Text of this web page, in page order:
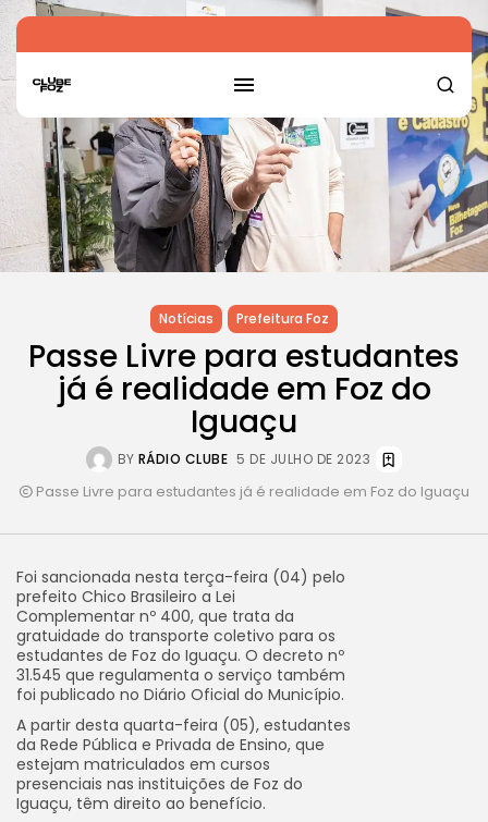
Notícias Prefeitura Foz
Passe Livre para estudantes
já é realidade em Foz do
Iguaçu
BY RÁDIO CLUBE 5 DE JULHO DE 2023
Passe Livre para estudantes já é realidade em Foz do Iguaçu
Foi sancionada nesta terça-feira (04) pelo
prefeito Chico Brasileiro a Lei
Complementar nº 400, que trata da
gratuidade do transporte coletivo para os
estudantes de Foz do Iguaçu. O decreto nº
31.545 que regulamenta o serviço também
foi publicado no Diário Oficial do Município.
A partir desta quarta-feira (05), estudantes
da Rede Pública e Privada de Ensino, que
estejam matriculados em cursos
presenciais nas instituições de Foz do
Iguaçu, têm direito ao benefício.